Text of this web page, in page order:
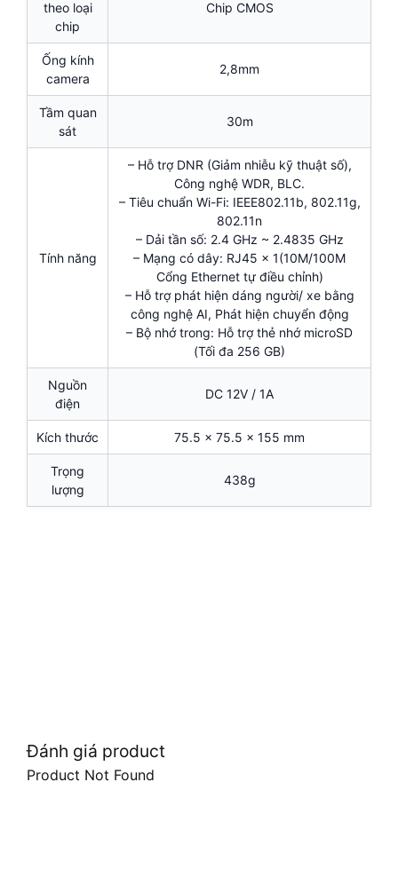
theo loại
chip
Chip CMOS
Ống kính
camera
2,8mm
Tầm quan
sát
30m
Tính năng
– Hỗ trợ DNR (Giảm nhiễu kỹ thuật số),
Công nghệ WDR, BLC.
– Tiêu chuẩn Wi-Fi: IEEE802.11b, 802.11g,
802.11n
– Dải tần số: 2.4 GHz ~ 2.4835 GHz
– Mạng có dây: RJ45 × 1(10M/100M
Cổng Ethernet tự điều chỉnh)
– Hỗ trợ phát hiện dáng người/ xe bằng
công nghệ AI, Phát hiện chuyển động
– Bộ nhớ trong: Hỗ trợ thẻ nhớ microSD
(Tối đa 256 GB)
Nguồn
điện
DC 12V / 1A
Kích thước 75.5 × 75.5 × 155 mm
Trọng
lượng
438g
Đánh giá product
Product Not Found